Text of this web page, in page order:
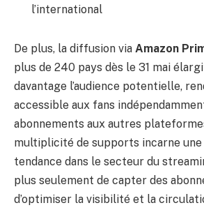
l’international
De plus, la diffusion via Amazon
plus de 240 pays dès le 31 mai
davantage l’audience potentielle,
accessible aux fans
abonnements aux autres
multiplicité de supports incarne une
tendance dans le secteur du
plus seulement de capter des
d’optimiser la visibilité et la